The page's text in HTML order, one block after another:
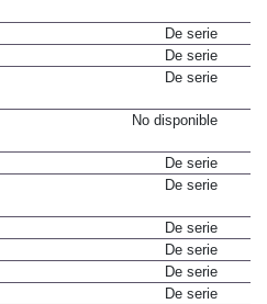
De serie
De serie
De serie
No disponible
De serie
De serie
De serie
De serie
De serie
De serie